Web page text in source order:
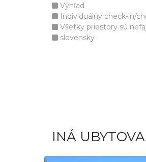
Výhľad
Individuálny check-in/
Všetky priestory sú
slovensky
INÁ